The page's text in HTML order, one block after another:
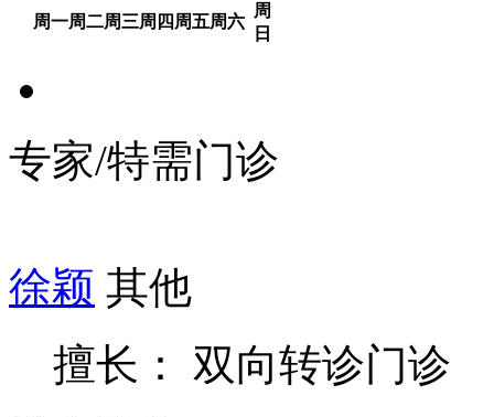
周一周二周三周四 周五周六
周
日
专家/特需门诊
徐颖 其他
擅长： 双向转诊门诊